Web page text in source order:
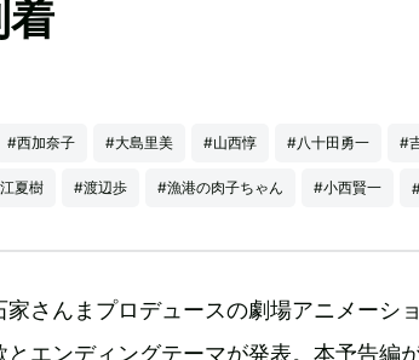
#西加奈子 #大島里美 #山西惇 #八十田勇一 #
夏樹 #渡辺歩 #漁港の肉子ちゃん #小西賢一
家さんまプロデュースの劇場アニメーシ
とエンディングテーマが発表。本予告編